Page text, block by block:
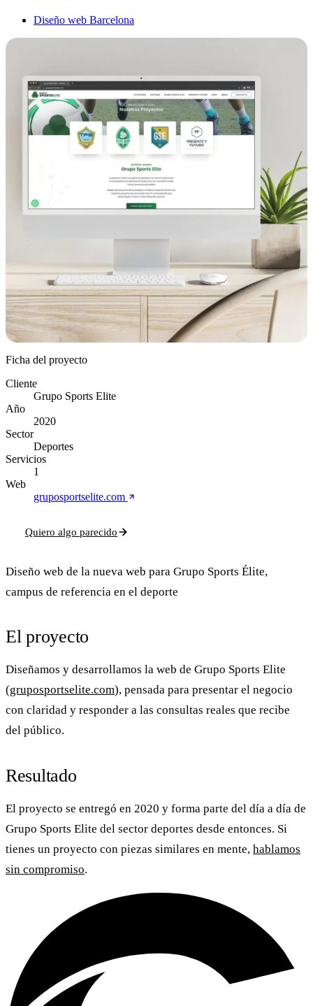
Diseño web Barcelona
Ficha del proyecto
Cliente
Grupo Sports Elite
Año
2020
Sector
Deportes
Servicios
1
Web
gruposportselite.com
Quiero algo parecido
Diseño web de la nueva web para Grupo Sports Élite,
campus de referencia en el deporte
El proyecto
Diseñamos y desarrollamos la web de Grupo Sports Elite
(gruposportselite.com), pensada para presentar el negocio
con claridad y responder a las consultas reales que recibe
del público.
Resultado
El proyecto se entregó en 2020 y forma parte del día a día de
Grupo Sports Elite del sector deportes desde entonces. Si
tienes un proyecto con piezas similares en mente, hablamos
sin compromiso.